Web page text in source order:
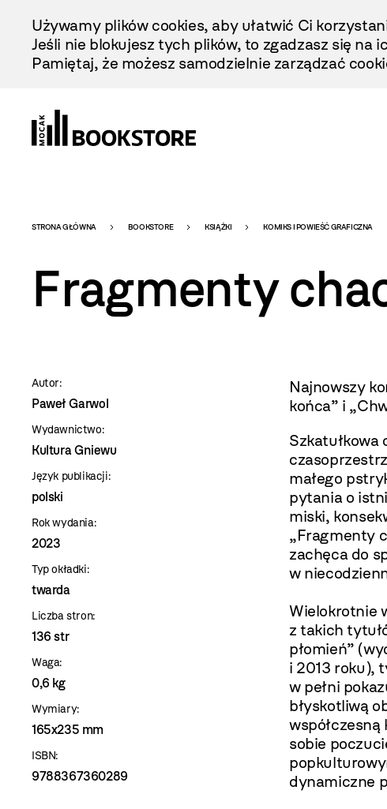
Treści
Używamy plików cookies, aby ułatwić Ci
Jeśli nie blokujesz tych plików, to zgadzasz się na
Pamiętaj, że możesz samodzielnie zarządzać
Bookstore
-
szablon
szczegóły
STRONA GŁÓWNA BOOKSTORE KSIĄŻKI KOMIKS I POWIEŚĆ GRAFICZNA
Fragmenty
Autor:
Paweł Garwol
Wydawnictwo:
Kultura Gniewu
Język publikacji:
polski
Rok wydania:
2023
Typ okładki:
twarda
Liczba stron:
136 str
Waga:
0,6 kg
Wymiary:
165x235 mm
ISBN:
9788367360289
Najnowszy
końca” i
Szkatułkowa
małego
pytania o
miski,
„Fragmenty
zachęca do
w
Wielokrotnie
z takich
płomień”
i 2013 roku),
w pełni
błyskotliwą
sobie
dynamiczne